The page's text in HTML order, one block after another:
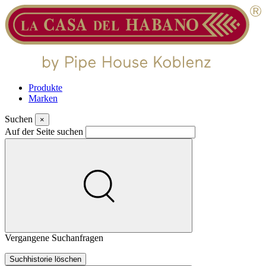
Produkte
Marken
Suchen ×
Auf der Seite suchen
Vergangene Suchanfragen
Suchhistorie löschen